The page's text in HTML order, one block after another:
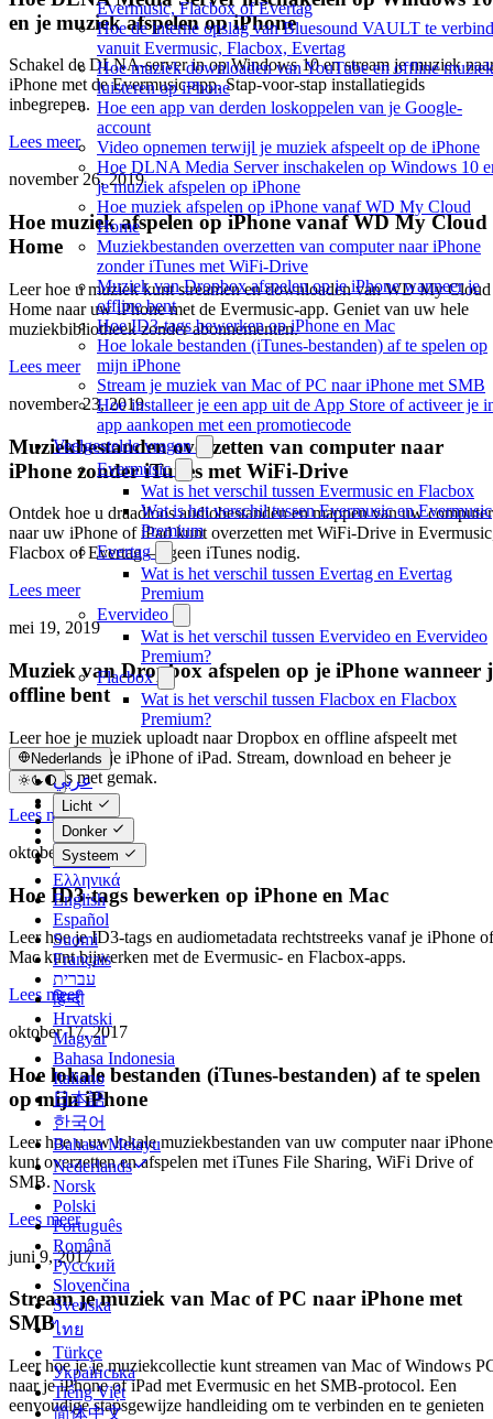
Evermusic, Flacbox of Evertag
Hoe de interne opslag van Bluesound VAULT te
vanuit Evermusic, Flacbox, Evertag
Hoe muziek downloaden van YouTube en offline muziek
luisteren op iPhone
Hoe een app van derden loskoppelen van je Google-
account
Video opnemen terwijl je muziek afspeelt op de iPhone
Hoe DLNA Media Server inschakelen op Windows 10
je muziek afspelen op iPhone
Hoe muziek afspelen op iPhone vanaf WD My Cloud
Home
Muziekbestanden overzetten van computer naar iPhone
zonder iTunes met WiFi-Drive
Muziek van Dropbox afspelen op je iPhone wanneer je
offline bent
Hoe ID3-tags bewerken op iPhone en Mac
Hoe lokale bestanden (iTunes-bestanden) af te spelen op
mijn iPhone
Stream je muziek van Mac of PC naar iPhone met SMB
Hoe installeer je een app uit de App Store of activeer je
app aankopen met een promotiecode
Veelgestelde vragen
Evermusic
Wat is het verschil tussen Evermusic en Flacbox
Wat is het verschil tussen Evermusic en Evermusic
Premium
Evertag
Wat is het verschil tussen Evertag en Evertag
Premium
Evervideo
Wat is het verschil tussen Evervideo en Evervideo
Premium?
Flacbox
Wat is het verschil tussen Flacbox en Flacbox
Premium?
Nederlands
عربي
Català
Čeština
Dansk
Deutsch
Ελληνικά
English
Español
Suomi
Français
עברית
हिन्दी
Hrvatski
Magyar
Bahasa Indonesia
Italiano
日本語
한국어
Bahasa Melayu
Nederlands
Norsk
Polski
Português
Română
Русский
Slovenčina
Svenska
ไทย
Türkçe
Українська
Tiếng Việt
简体中文
Licht
Donker
Systeem
en je muziek afspelen op iPhone
Schakel de DLNA-server in op Windows 10 en stream je muziek
iPhone met de Evermusic-app. Stap-voor-stap installatiegids
inbegrepen.
Lees meer
november 26, 2019
Hoe muziek afspelen op iPhone vanaf WD My Cloud
Home
Leer hoe u muziek kunt streamen en downloaden van WD My Cloud
Home naar uw iPhone met de Evermusic-app. Geniet van uw hele
muziekbibliotheek zonder abonnementen.
Lees meer
november 23, 2019
Muziekbestanden overzetten van computer naar
iPhone zonder iTunes met WiFi-Drive
Ontdek hoe u draadloos audiobestanden en mappen van uw computer
naar uw iPhone of iPad kunt overzetten met WiFi-Drive in
Flacbox of Evertag — geen iTunes nodig.
Lees meer
mei 19, 2019
Muziek van Dropbox afspelen op je iPhone wanneer
offline bent
Leer hoe je muziek uploadt naar Dropbox en offline afspeelt met
Evermusic op je iPhone of iPad. Stream, download en beheer je
nummers met gemak.
Lees meer
oktober 20, 2017
Hoe ID3-tags bewerken op iPhone en Mac
Leer hoe je ID3-tags en audiometadata rechtstreeks vanaf je iPhone of
Mac kunt bijwerken met de Evermusic- en Flacbox-apps.
Lees meer
oktober 17, 2017
Hoe lokale bestanden (iTunes-bestanden) af te spelen
op mijn iPhone
Leer hoe u uw lokale muziekbestanden van uw computer naar iPhone
kunt overzetten en afspelen met iTunes File Sharing, WiFi Drive of
SMB.
Lees meer
juni 9, 2017
Stream je muziek van Mac of PC naar iPhone met
SMB
Leer hoe je je muziekcollectie kunt streamen van Mac of Windows
naar je iPhone of iPad met Evermusic en het SMB-protocol. Een
eenvoudige stapsgewijze handleiding om te verbinden en te genieten